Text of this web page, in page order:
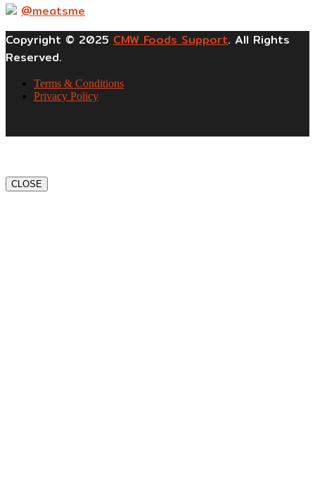
@meatsme
Copyright © 2025 CMW Foods Support. All Rights
Reserved.
Terms & Conditions
Privacy Policy
CLOSE